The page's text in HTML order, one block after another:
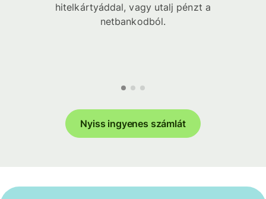
hitelkártyáddal, vagy utalj pénzt a
netbankodból.
Nyiss ingyenes számlát